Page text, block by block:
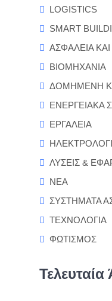
LOGISTICS
SMART
ΑΣΦΑΛΕΙΑ ΚΑΙ
ΒΙΟΜΗΧΑΝΙΑ
ΔΟΜΗΜΕΝΗ
ΕΝΕΡΓΕΙΑΚΑ
ΕΡΓΑΛΕΙΑ
ΛΥΣΕΙΣ &
ΝΕΑ
ΣΥΣΤΗΜΑΤΑ
ΤΕΧΝΟΛΟΓΙΑ
ΦΩΤΙΣΜΟΣ